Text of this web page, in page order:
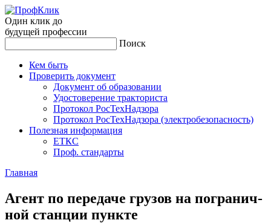
Один клик до
будущей профессии
Поиск
Кем быть
Проверить документ
Документ об образовании
Удостоверение тракториста
Протокол РосТехНадзора
Протокол РосТехНадзора (электробезопасность)
Полезная информация
ЕТКС
Проф. стандарты
Главная
Агент по пе­реда­че гру­зов на пог­ра­нич­
ной стан­ции пун­кте